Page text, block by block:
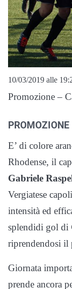
10/03/2019 alle
Promozione –
E’ di colore
Rhodense, il
Gabriele
Vergiatese
intensità ed
splendidi gol di
riprendendosi il
Giornata
prende ancora